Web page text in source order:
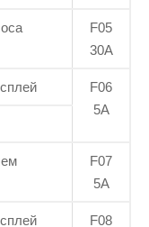
F05
30А
F06
5А
F07
5А
F08